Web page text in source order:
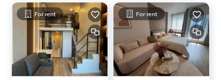
For rent For rent